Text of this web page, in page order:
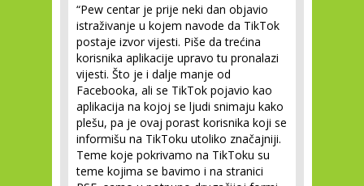
“Pew centar je prije neki dan objavio
istraživanje u kojem navode da TikTok
postaje izvor vijesti. Piše da trećina
korisnika aplikacije upravo tu pronalazi
vijesti. Što je i dalje manje od
Facebooka, ali se TikTok pojavio kao
aplikacija na kojoj se ljudi snimaju kako
plešu, pa je ovaj porast korisnika koji se
informišu na TikToku utoliko značajniji.
Teme koje pokrivamo na TikToku su
teme kojima se bavimo i na stranici